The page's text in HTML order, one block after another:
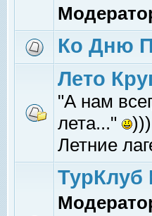
Ко Дню
Лето
"А нам
лета..."
)))
Летние
ТурКлуб